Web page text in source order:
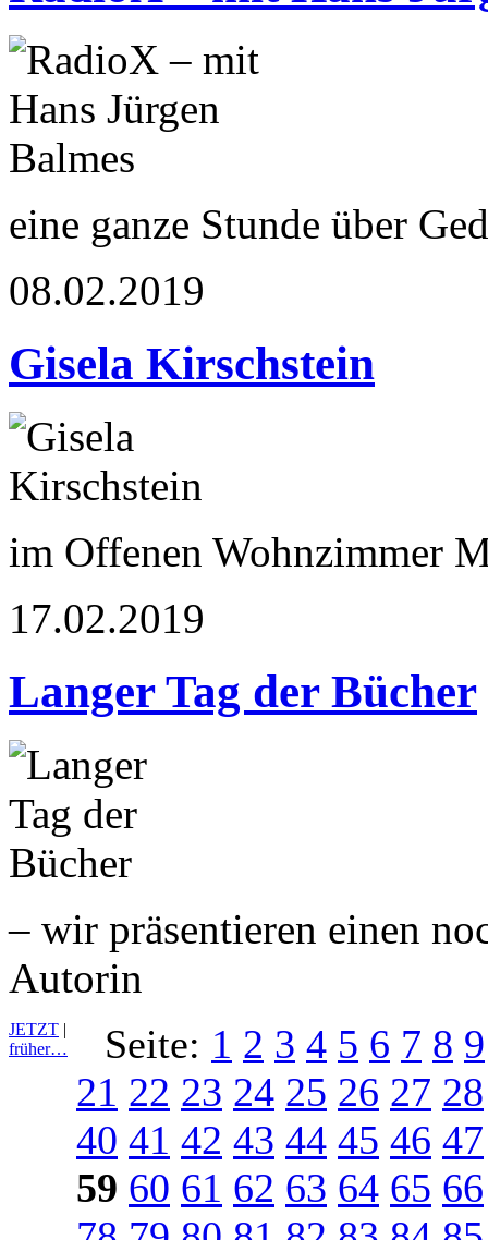
eine ganze Stunde über
08.02.2019
Gisela Kirschstein
im Offenen Wohnzimmer
17.02.2019
Langer Tag der Bücher
– wir präsentieren einen
Autorin
JETZT |
früher…
Seite: 1 2 3 4 5 6 7 8 9
21 22 23 24 25 26 27 28
40 41 42 43 44 45 46 47
59 60 61 62 63 64 65 66